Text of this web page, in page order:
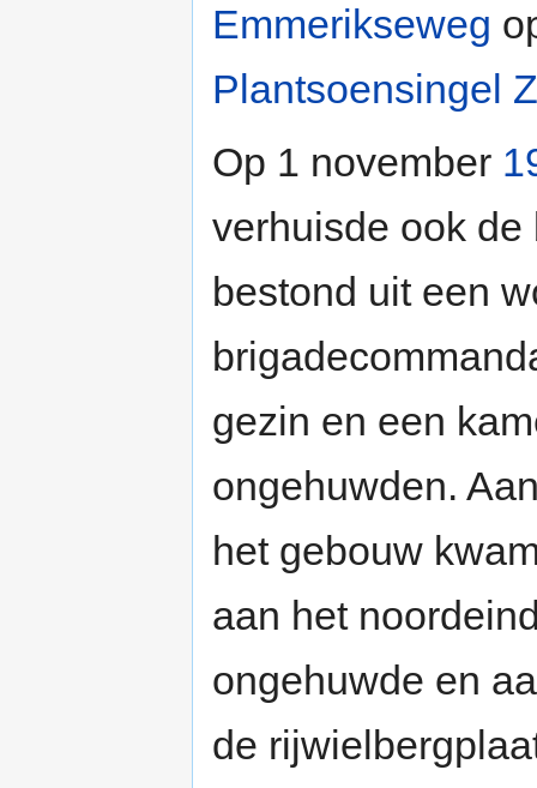
Emmerikseweg
Plantsoensingel
Op 1 november
verhuisde ook
bestond uit een
gezin en een
ongehuwden.
het gebouw
aan het
ongehuwde en
de